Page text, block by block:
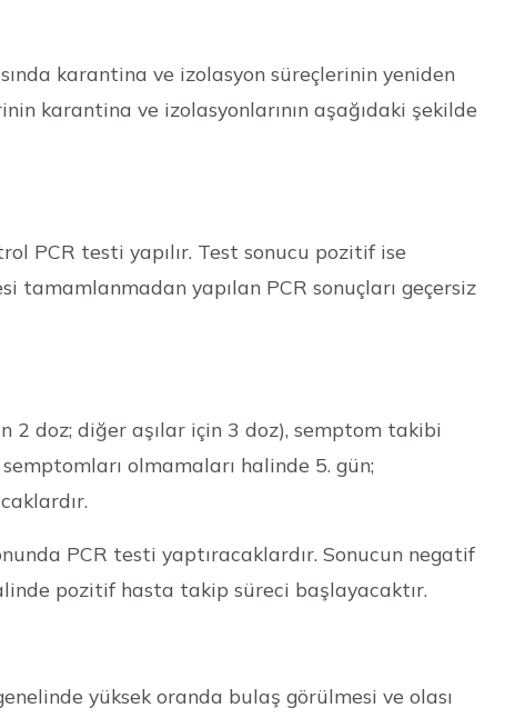
karantina ve izolasyon süreçlerinin yeniden
karantina ve izolasyonlarının aşağıdaki şekilde
PCR testi yapılır. Test sonucu pozitif ise
tamamlanmadan yapılan PCR sonuçları geçersiz
2 doz; diğer aşılar için 3 doz), semptom takibi
olmamaları halinde 5. gün;
PCR testi yaptıracaklardır. Sonucun negatif
pozitif hasta takip süreci başlayacaktır.
yüksek oranda bulaş görülmesi ve olası